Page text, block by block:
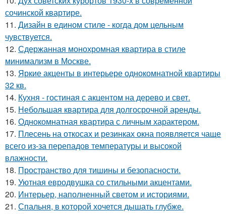
сочинской квартире.
11. Дизайн в едином стиле - когда дом цельным
чувствуется.
12. Сдержанная монохромная квартира в стиле
минимализм в Москве.
13. Яркие акценты в интерьере однокомнатной квартиры
32 кв.
14. Кухня - гостиная с акцентом на дерево и свет.
15. Небольшая квартира для долгосрочной аренды.
16. Однокомнатная квартира с личным характером.
17. Плесень на откосах и резинках окна появляется чаще
всего из-за перепадов температуры и высокой
влажности.
18. Пространство для тишины и безопасности.
19. Уютная евродвушка со стильными акцентами.
20. Интерьер, наполненный светом и историями.
21. Спальня, в которой хочется дышать глубже.